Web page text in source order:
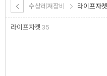
수상레져장비 라이프자켓
라이프자켓 35